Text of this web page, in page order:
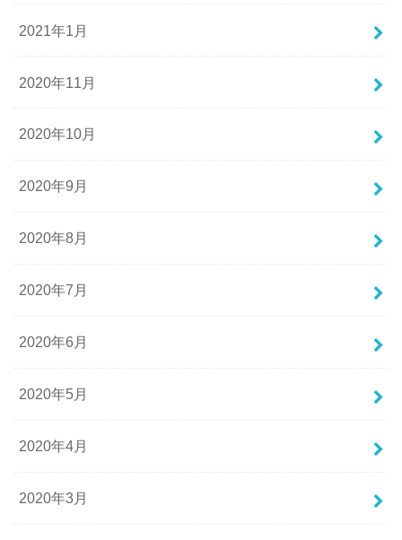
2021年1月
2020年11月
2020年10月
2020年9月
2020年8月
2020年7月
2020年6月
2020年5月
2020年4月
2020年3月